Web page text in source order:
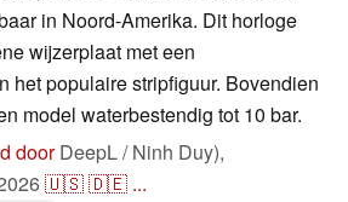
in Noord-Amerika. Dit horloge
wijzerplaat met een
het populaire stripfiguur. Bovendien
model waterbestendig tot 10 bar.
doorDeepL / Ninh Duy),
🇺🇸🇩🇪 ...